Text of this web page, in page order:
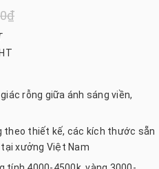
rỗng giữa ánh sáng viền,
theo thiết kế, các kích thước sẵn
xưởng Việt Nam